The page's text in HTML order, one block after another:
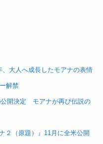
、大人へ成長したモアナの表情
解禁
公開決定 モアナが再び伝説の
２（原題）』11月に全米公開